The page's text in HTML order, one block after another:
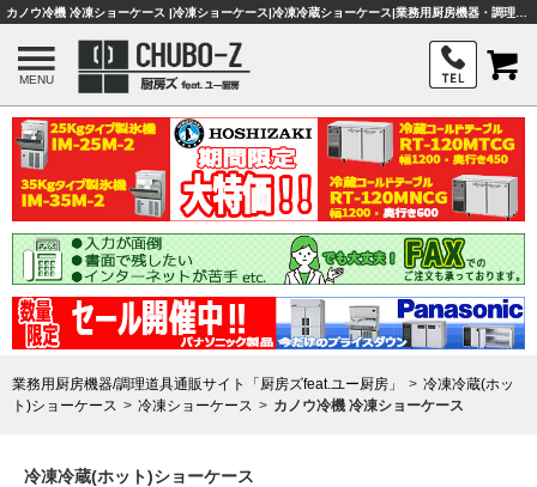
MENU
業務用厨房機器/調理道具通販サイト「厨房ズfeat.ユー厨房」
冷凍冷蔵(ホッ
ト)ショーケース
冷凍ショーケース カノウ冷機 冷凍ショーケース
冷凍冷蔵(ホット)ショーケース